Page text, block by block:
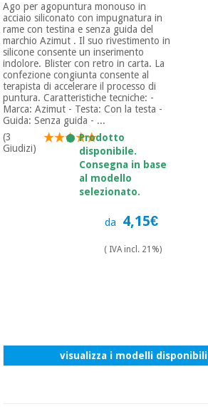
Ago per agopuntura monouso in
acciaio siliconato con impugnatura in
rame con testina e senza guida del
marchio Azimut . Il suo rivestimento in
silicone consente un inserimento
indolore. Blister con retro in carta. La
confezione congiunta consente al
terapista di accelerare il processo di
puntura. Caratteristiche tecniche: -
Marca: Azimut - Testa: Con la testa -
Guida: Senza guida - ...
(3
Giudizi)
Prodotto
disponibile.
Consegna in base
al modello
selezionato.
da 4,15€
( IVA incl. 21%)
visualizza i modelli disponibili